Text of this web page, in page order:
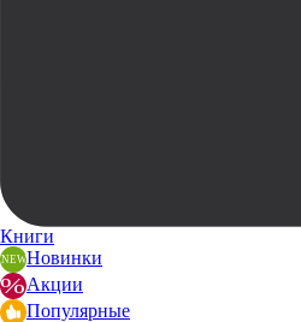
Книги
Новинки
Акции
Популярные